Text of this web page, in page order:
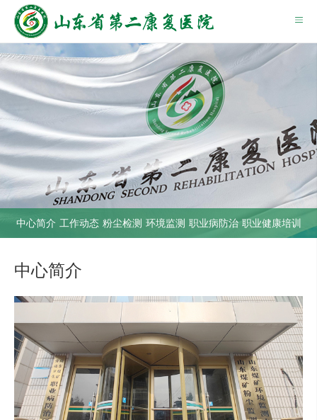
中心简介 工作动态 粉尘检测 环境监测 职业病防治 职业健康培训
中心简介